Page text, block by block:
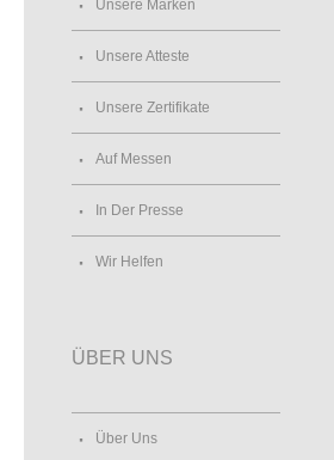
Unsere Marken
Unsere Atteste
Unsere Zertifikate
Auf Messen
In Der Presse
Wir Helfen
ÜBER UNS
Über Uns